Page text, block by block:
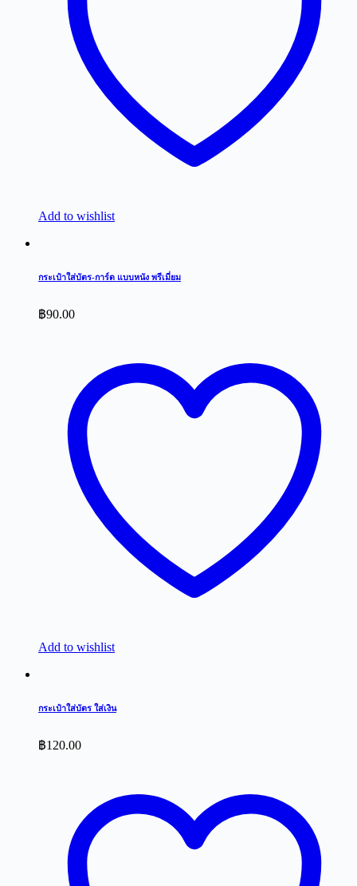
Add to wishlist
กระเป๋าใส่บัตร-การ์ด แบบหนัง พรีเมี่ยม
฿90.00
Add to wishlist
กระเป๋าใส่บัตร ใส่เงิน
฿120.00